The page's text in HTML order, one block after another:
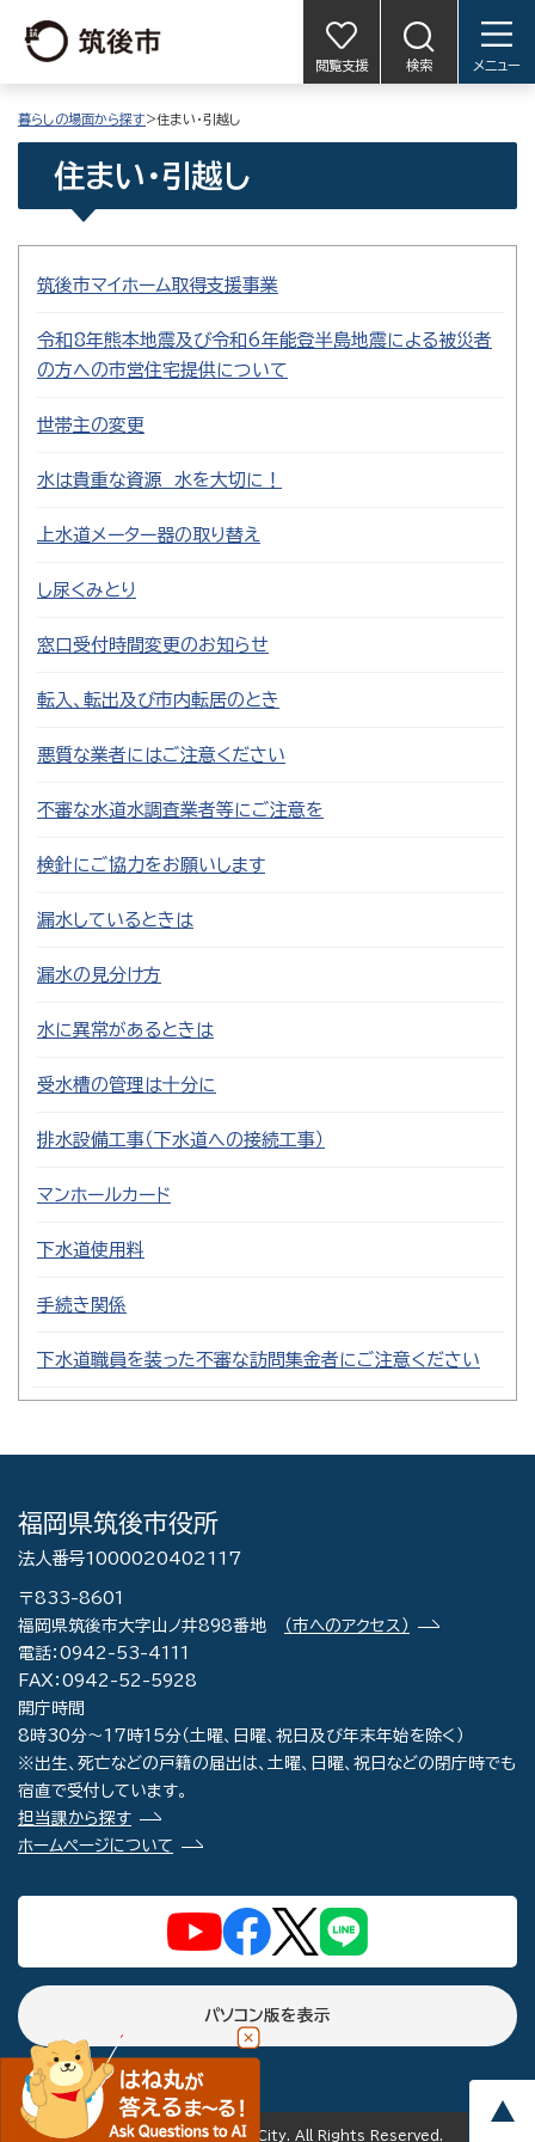
閲覧支援 検索 メニュー
暮らしの場面から探す>住まい・引越し
住まい・引越し
筑後市マイホーム取得支援事業
令和8年熊本地震及び令和6年能登半島地震による被災者
の方への市営住宅提供について
世帯主の変更
水は貴重な資源 水を大切に！
上水道メーター器の取り替え
し尿くみとり
窓口受付時間変更のお知らせ
転入、転出及び市内転居のとき
悪質な業者にはご注意ください
不審な水道水調査業者等にご注意を
検針にご協力をお願いします
漏水しているときは
漏水の見分け方
水に異常があるときは
受水槽の管理は十分に
排水設備工事（下水道への接続工事）
マンホールカード
下水道使用料
手続き関係
下水道職員を装った不審な訪問集金者にご注意ください
福岡県筑後市役所
法人番号1000020402117
〒833-8601
福岡県筑後市大字山ノ井898番地
（市へのアクセス）
電話：0942-53-4111
FAX：0942-52-5928
開庁時間
8時30分～17時15分（土曜、日曜、祝日及び年末年始を除く）
※出生、死亡などの戸籍の届出は、土曜、日曜、祝日などの閉庁時でも
宿直で受付しています。
担当課から探す
ホームページについて
パソコン版を表示
copyright(c) Chikugo City. All Rights Reserved.